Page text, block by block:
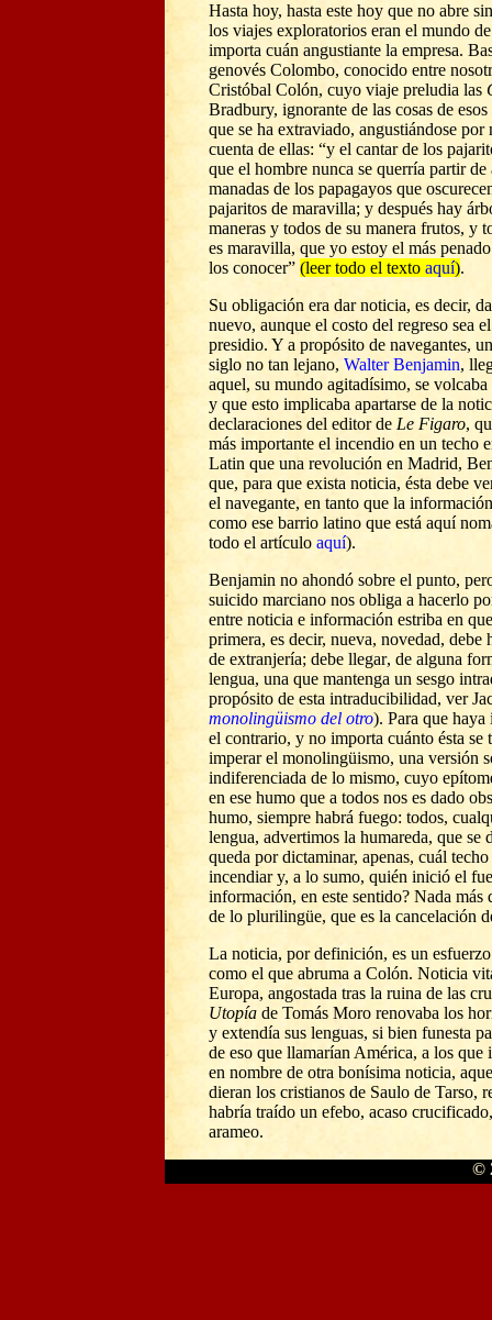
Hasta hoy, hasta este hoy que no abre
los viajes exploratorios eran el mundo
importa cuán angustiante la empresa.
genovés Colombo, conocido entre
Cristóbal Colón, cuyo viaje preludia las
Bradbury, ignorante de las cosas de
que se ha extraviado, angustiándose por
cuenta de ellas: “y el cantar de los
que el hombre nunca se querría partir de
manadas de los papagayos que
pajaritos de maravilla; y después hay
maneras y todos de su manera frutos, y
es maravilla, que yo estoy el más
los conocer” (leer todo el texto aquí).
Su obligación era dar noticia, es decir,
nuevo, aunque el costo del regreso sea
presidio. Y a propósito de navegantes, u
siglo no tan lejano, Walter Benjamin,
aquel, su mundo agitadísimo, se
y que esto implicaba apartarse de la
declaraciones del editor de Le Figaro,
más importante el incendio en un techo
Latin que una revolución en Madrid,
que, para que exista noticia, ésta debe
el navegante, en tanto que la
como ese barrio latino que está aquí
todo el artículo aquí).
Benjamin no ahondó sobre el punto,
suicido marciano nos obliga a hacerlo
entre noticia e información estriba en
primera, es decir, nueva, novedad, debe
de extranjería; debe llegar, de alguna
lengua, una que mantenga un sesgo
propósito de esta intraducibilidad, ver
monolingüismo del otro). Para que
el contrario, y no importa cuánto ésta se
imperar el monolingüismo, una versión
indiferenciada de lo mismo, cuyo
en ese humo que a todos nos es dado
humo, siempre habrá fuego: todos,
lengua, advertimos la humareda, que se
queda por dictaminar, apenas, cuál techo
incendiar y, a lo sumo, quién inició el
información, en este sentido? Nada más
de lo plurilingüe, que es la cancelación
La noticia, por definición, es un
como el que abruma a Colón. Noticia
Europa, angostada tras la ruina de las
Utopía de Tomás Moro renovaba los
y extendía sus lenguas, si bien funesta
de eso que llamarían América, a los que
en nombre de otra bonísima noticia,
dieran los cristianos de Saulo de Tarso,
habría traído un efebo, acaso
arameo.
©